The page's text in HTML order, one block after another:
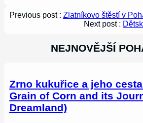
Previous post : Zlatníkovo štěstí v
Next post :
NEJNOVĚJŠÍ
Zrno kukuřice a jeho
Grain of Corn and its
Dreamland)